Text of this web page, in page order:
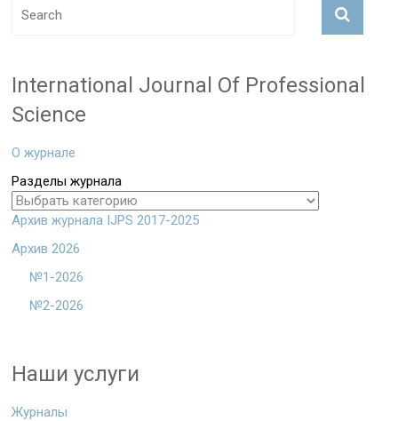
International Journal Of Professional
Science
О журнале
Разделы журнала
Архив журнала IJPS 2017-2025
Архив 2026
№1-2026
№2-2026
Наши услуги
Журналы